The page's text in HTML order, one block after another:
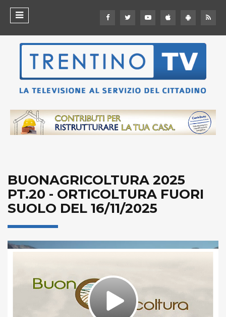
BUONAGRICOLTURA 2025
PT.20 - ORTICOLTURA FUORI
SUOLO DEL 16/11/2025
Play
Video